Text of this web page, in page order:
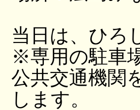
当日は、ひろ
※専用の駐車
公共交通機関
します。